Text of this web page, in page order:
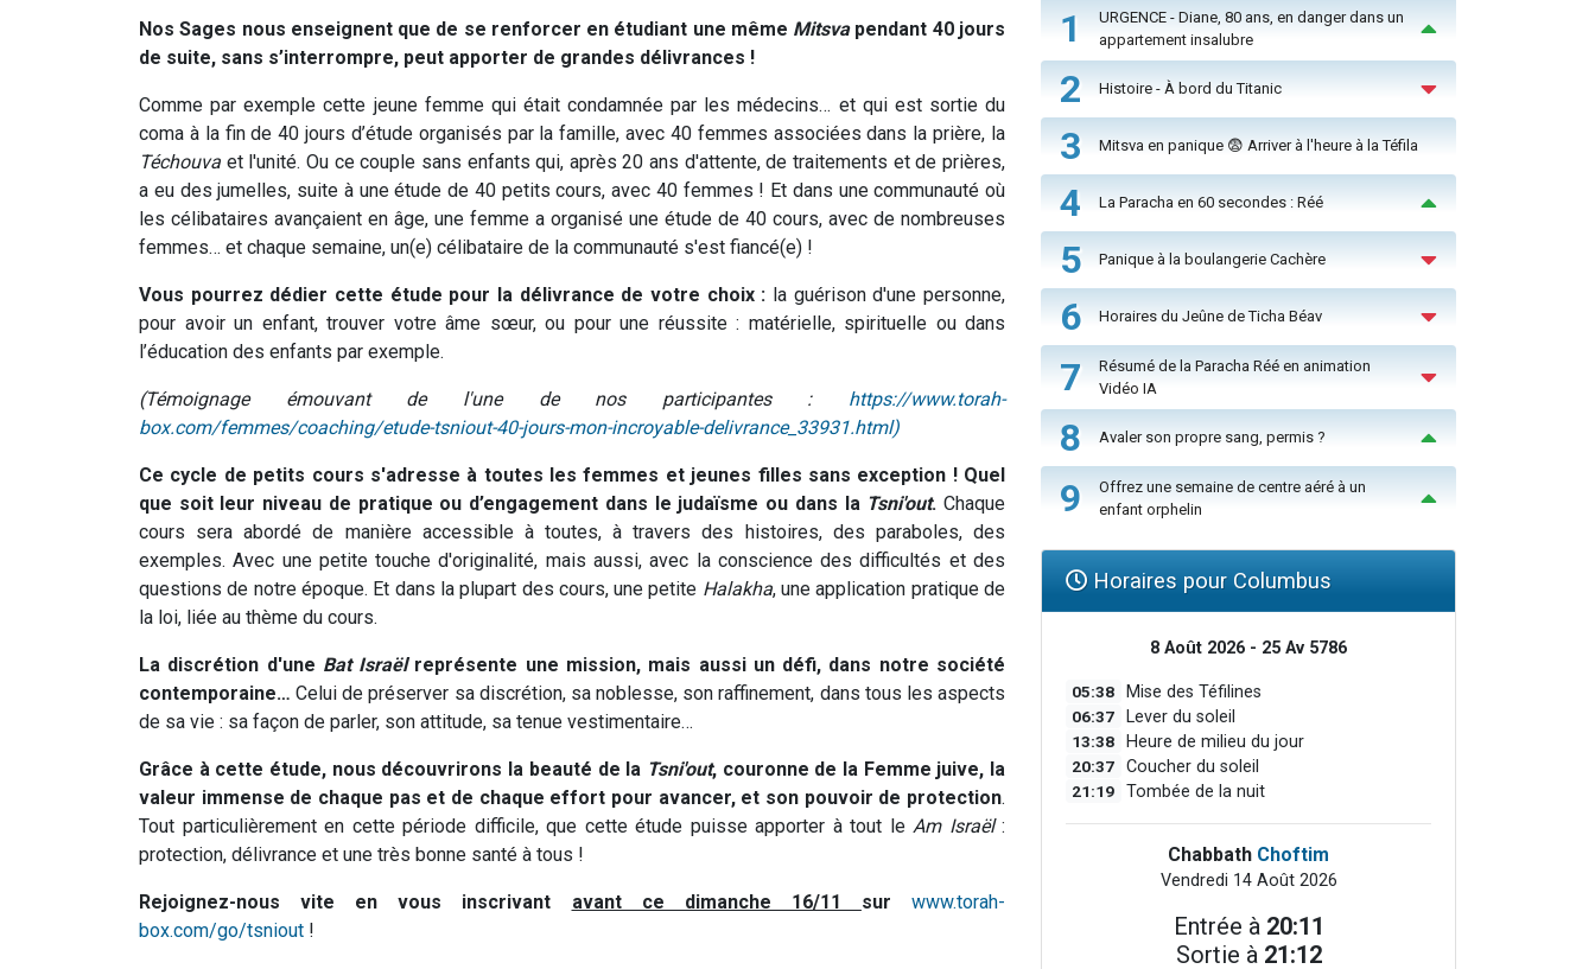
Nos Sages nous enseignent que de se renforcer en étudiant une même Mitsvapendant 40 jours
de suite, sans s’interrompre, peut apporter de grandes délivrances !
Comme par exemple cette jeune femme qui était condamnée par les médecins… et qui est sortie du
coma à la fin de 40 jours d’étude organisés par la famille, avec 40 femmes associées dans la prière, la
Téchouva et l'unité. Ou ce couple sans enfants qui, après 20 ans d'attente, de traitements et de prières,
a eu des jumelles, suite à une étude de 40 petits cours, avec 40 femmes ! Et dans une communauté où
les célibataires avançaient en âge, une femme a organisé une étude de 40 cours, avec de nombreuses
femmes… et chaque semaine, un(e) célibataire de la communauté s'est fiancé(e) !
Vous pourrez dédier cette étude pour la délivrance de votre choix : la guérison d'une personne,
pour avoir un enfant, trouver votre âme sœur, ou pour une réussite : matérielle, spirituelle ou dans
l’éducation des enfants par exemple.
(Témoignage émouvant de l'une de nos participantes :https://www.torah-
box.com/femmes/coaching/etude-tsniout-40-jours-mon-incroyable-delivrance_33931.html)
Ce cycle de petits cours s'adresse à toutes les femmes et jeunes filles sans exception ! Quel
que soit leur niveau de pratique ou d’engagement dans le judaïsme ou dans la Tsni'out. Chaque
cours sera abordé de manière accessible à toutes, à travers des histoires, des paraboles, des
exemples. Avec une petite touche d'originalité, mais aussi, avec la conscience des difficultés et des
questions de notre époque. Et dans la plupart des cours, une petite Halakha, une application pratique de
la loi, liée au thème du cours.
La discrétion d'une Bat Israëlreprésente une mission, mais aussi un défi, dans notre société
contemporaine… Celui de préserver sa discrétion, sa noblesse, son raffinement, dans tous les aspects
de sa vie : sa façon de parler, son attitude, sa tenue vestimentaire…
Grâce à cette étude, nous découvrirons la beauté de la Tsni'out, couronne de la Femme juive, la
valeur immense de chaque pas et de chaque effort pour avancer, et son pouvoir de protection.
Tout particulièrement en cette période difficile, que cette étude puisse apporter à tout le Am Israël :
protection, délivrance et une très bonne santé à tous !
Rejoignez-nous vite en vous inscrivant avant ce dimanche 16/11 sur
www.torah-
box.com/go/tsniout !
1
URGENCE - Diane, 80 ans, en danger dans un
appartement insalubre
2 Histoire - À bord du Titanic
3 Mitsva en panique 😨 Arriver à l'heure à la Téfila
4 La Paracha en 60 secondes : Réé
5 Panique à la boulangerie Cachère
6 Horaires du Jeûne de Ticha Béav
7
Résumé de la Paracha Réé en animation
Vidéo IA
8 Avaler son propre sang, permis ?
9
Offrez une semaine de centre aéré à un
enfant orphelin
Horaires pour Columbus
8 Août 2026 - 25 Av 5786
05:38 Mise des Téfilines
06:37 Lever du soleil
13:38 Heure de milieu du jour
20:37 Coucher du soleil
21:19 Tombée de la nuit
Chabbath Choftim
Vendredi 14 Août 2026
Entrée à 20:11
Sortie à 21:12